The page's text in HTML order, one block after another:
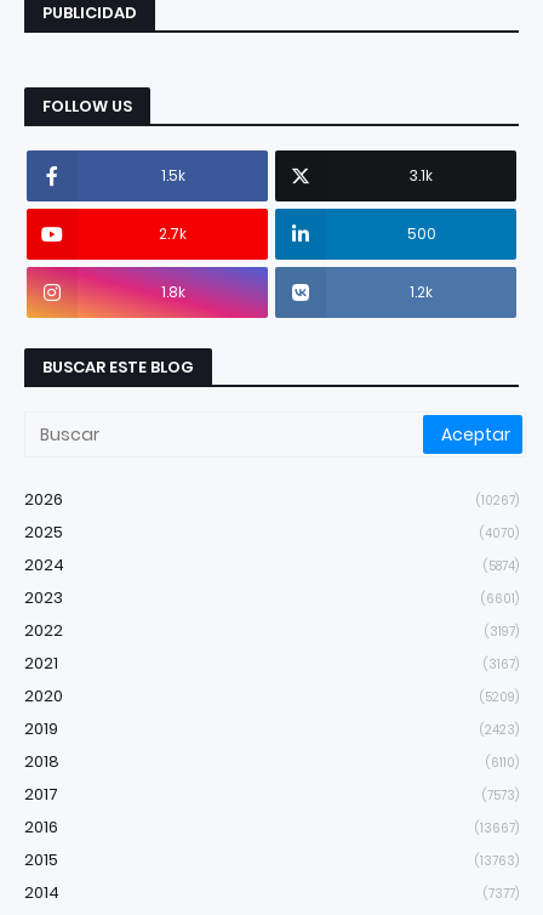
PUBLICIDAD
FOLLOW US
1.5k 3.1k
2.7k 500
1.8k 1.2k
BUSCAR ESTE BLOG
2026 (10267)
2025 (4070)
2024 (5874)
2023 (6601)
2022 (3197)
2021 (3167)
2020 (5209)
2019 (2423)
2018 (6110)
2017 (7573)
2016 (13667)
2015 (13763)
2014 (7377)